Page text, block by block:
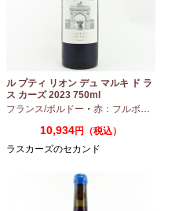
ル プティ リオン デュ マルキ ド ラ
ス カーズ 2023 750ml
フランス/ボルドー ・ 赤：フルボディ
10,934円（税込）
ラスカーズのセカンド